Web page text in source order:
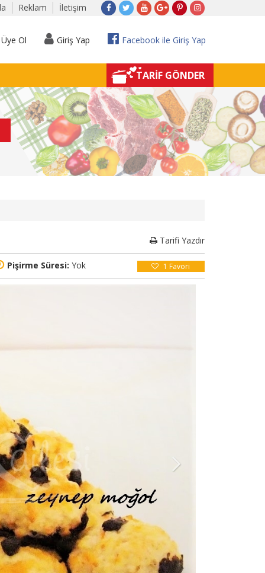
Reklam İletişim
Üye Ol Giriş Yap Facebook ile Giriş Yap
TARİF GÖNDER
Tarifi Yazdır
Pişirme Süresi: Yok 1 Favori